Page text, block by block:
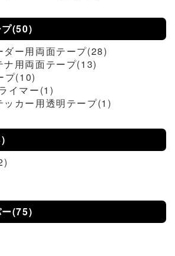
(50)
ダー用両面テープ(28)
ナ用両面テープ(13)
プ(10)
イマー(1)
ッカー用透明テープ(1)
ー(75)